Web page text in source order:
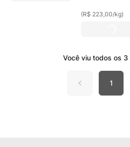
(R$ 223,00/kg)
Você viu todos os 3
1